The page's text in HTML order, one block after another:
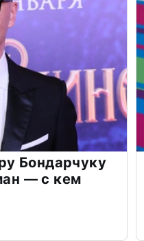
Бондарчуку
— с кем